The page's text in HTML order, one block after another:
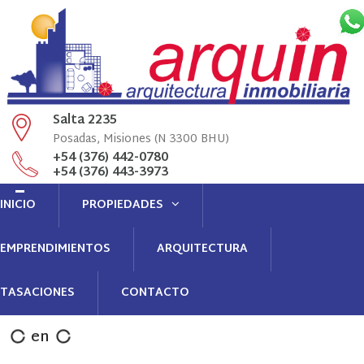
Salta 2235
Posadas, Misiones (N 3300 BHU)
+54 (376) 442-0780
+54 (376) 443-3973
info@arquin.com.ar
administracion@arquin.com.ar
Contacto
INICIO PROPIEDADES
EMPRENDIMIENTOS ARQUITECTURA
TASACIONES CONTACTO
en